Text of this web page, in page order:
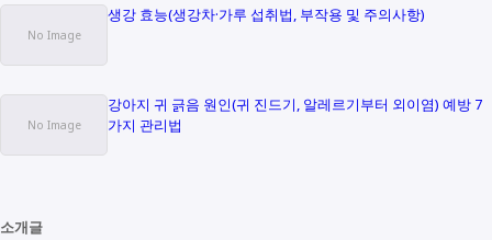
생강 효능(생강차·가루 섭취법, 부작용 및 주의사항)
강아지 귀 긁음 원인(귀 진드기, 알레르기부터 외이염) 예방 7
가지 관리법
소개글